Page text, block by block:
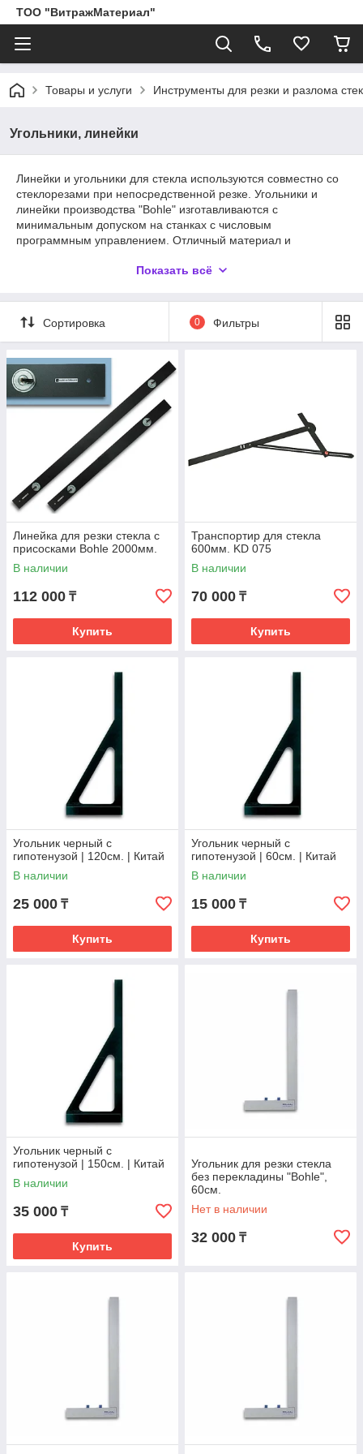
ТОО "ВитражМатериал"
Товары и услуги Инструменты для резки и разлома
Угольники, линейки
Линейки и угольники для стекла используются совместно со
стеклорезами при непосредственной резке. Угольники и
линейки производства "Bohle" изготавливаются с
минимальным допуском на станках с числовым
программным управлением. Отличный материал и
остальным остается только равняться. В настоящем разделе
линеек и угольников для работы со стеклом.
Показать всё
Сортировка 0 Фильтры
Линейка для резки стекла с
присосками Bohle 2000мм.
В наличии
112 000 ₸
Купить
Транспортир для стекла
600мм. KD 075
В наличии
70 000 ₸
Купить
Угольник черный с
гипотенузой | 120см. | Китай
В наличии
25 000 ₸
Купить
Угольник черный с
гипотенузой | 60см. | Китай
В наличии
15 000 ₸
Купить
Угольник черный с
гипотенузой | 150см. | Китай
В наличии
35 000 ₸
Купить
Угольник для резки стекла
без перекладины "Bohle",
60см.
Нет в наличии
32 000 ₸